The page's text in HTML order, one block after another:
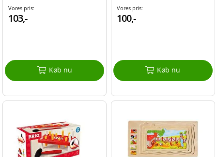
Vores pris:
103,-
Køb nu
Vores pris:
100,-
Køb nu